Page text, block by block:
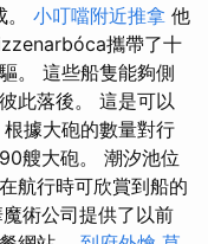
小叮噹附近推拿 他
攜帶了十
。 這些船隻能夠側
此落後。 這是可以
據大砲的數量對行
艘大砲。 潮汐池位
航行時可欣賞到船的
術公司提供了以前